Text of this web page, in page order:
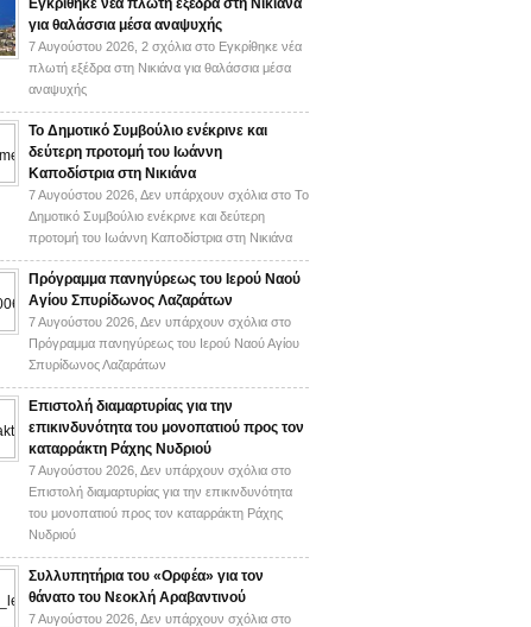
Εγκρίθηκε νέα πλωτή εξέδρα στη Νικιάνα
για θαλάσσια μέσα αναψυχής
7 Αυγούστου 2026, 2 σχόλια στο Εγκρίθηκε νέα
πλωτή εξέδρα στη Νικιάνα για θαλάσσια μέσα
αναψυχής
Το Δημοτικό Συμβούλιο ενέκρινε και
δεύτερη προτομή του Ιωάννη
Καποδίστρια στη Νικιάνα
7 Αυγούστου 2026, Δεν υπάρχουν σχόλια στο Το
Δημοτικό Συμβούλιο ενέκρινε και δεύτερη
προτομή του Ιωάννη Καποδίστρια στη Νικιάνα
Πρόγραμμα πανηγύρεως του Ιερού Ναού
Αγίου Σπυρίδωνος Λαζαράτων
7 Αυγούστου 2026, Δεν υπάρχουν σχόλια στο
Πρόγραμμα πανηγύρεως του Ιερού Ναού Αγίου
Σπυρίδωνος Λαζαράτων
Επιστολή διαμαρτυρίας για την
επικινδυνότητα του μονοπατιού προς τον
καταρράκτη Ράχης Νυδριού
7 Αυγούστου 2026, Δεν υπάρχουν σχόλια στο
Επιστολή διαμαρτυρίας για την επικινδυνότητα
του μονοπατιού προς τον καταρράκτη Ράχης
Νυδριού
Συλλυπητήρια του «Ορφέα» για τον
θάνατο του Νεοκλή Αραβαντινού
7 Αυγούστου 2026, Δεν υπάρχουν σχόλια στο